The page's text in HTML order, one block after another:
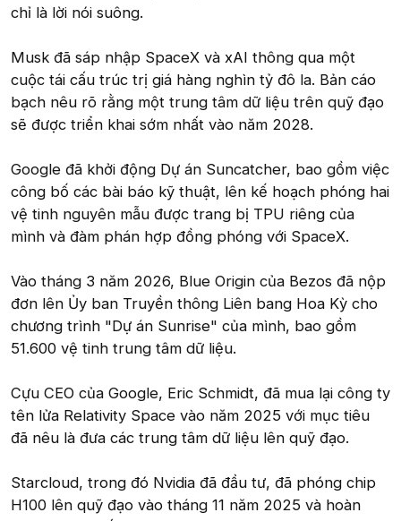
chỉ là lời nói suông.
Musk đã sáp nhập SpaceX và xAI thông qua một
cuộc tái cấu trúc trị giá hàng nghìn tỷ đô la. Bản cáo
bạch nêu rõ rằng một trung tâm dữ liệu trên quỹ đạo
sẽ được triển khai sớm nhất vào năm 2028.
Google đã khởi động Dự án Suncatcher, bao gồm việc
công bố các bài báo kỹ thuật, lên kế hoạch phóng hai
vệ tinh nguyên mẫu được trang bị TPU riêng của
mình và đàm phán hợp đồng phóng với SpaceX.
Vào tháng 3 năm 2026, Blue Origin của Bezos đã nộp
đơn lên Ủy ban Truyền thông Liên bang Hoa Kỳ cho
chương trình "Dự án Sunrise" của mình, bao gồm
51.600 vệ tinh trung tâm dữ liệu.
Cựu CEO của Google, Eric Schmidt, đã mua lại công ty
tên lửa Relativity Space vào năm 2025 với mục tiêu
đã nêu là đưa các trung tâm dữ liệu lên quỹ đạo.
Starcloud, trong đó Nvidia đã đầu tư, đã phóng chip
H100 lên quỹ đạo vào tháng 11 năm 2025 và hoàn